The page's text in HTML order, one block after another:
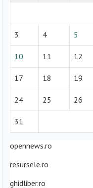
3 4 5
10 11 12
17 18 19
24 25 26
31
opennews.ro
resursele.ro
ghidliber.ro